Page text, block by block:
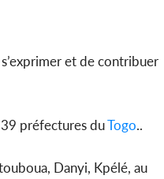
et de contribuer
préfectures duTogo..
Danyi, Kpélé, au